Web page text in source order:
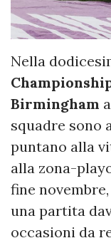
Nella
Birmingham
squadre sono
puntano alla
alla zona-
fine novembre,
una partita
occasioni da